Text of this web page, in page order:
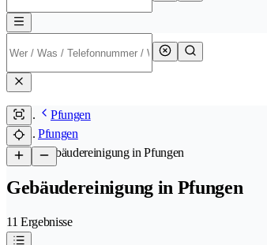
Pfungen
Pfungen
/Gebäudereinigung in Pfungen
Gebäudereinigung in Pfungen
11 Ergebnisse